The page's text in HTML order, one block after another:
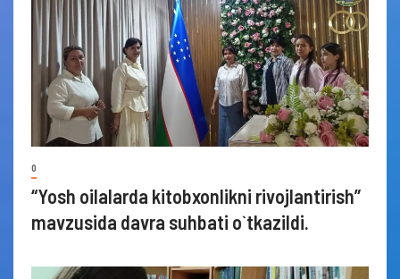
0
“Yosh oilalarda kitobxonlikni rivojlantirish”
mavzusida davra suhbati o`tkazildi.